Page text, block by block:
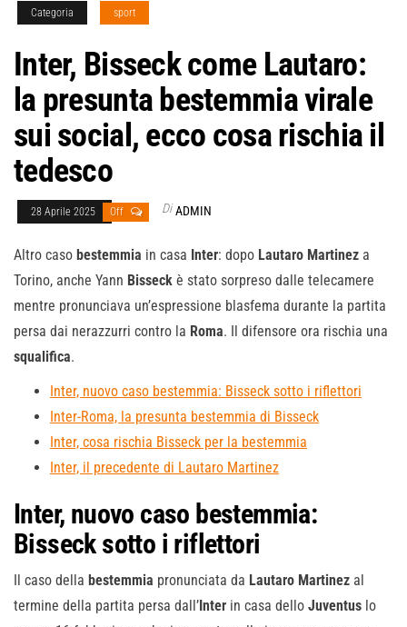
Categoria sport
Inter, Bisseck come Lautaro:
la presunta bestemmia virale
sui social, ecco cosa rischia il
tedesco
28 Aprile 2025 Off Di ADMIN
Altro caso bestemmia in casa Inter: dopo Lautaro Martinez a
Torino, anche Yann Bisseck è stato sorpreso dalle telecamere
mentre pronunciava un’espressione blasfema durante la partita
persa dai nerazzurri contro la Roma. Il difensore ora rischia una
squalifica.
Inter, nuovo caso bestemmia: Bisseck sotto i riflettori
Inter-Roma, la presunta bestemmia di Bisseck
Inter, cosa rischia Bisseck per la bestemmia
Inter, il precedente di Lautaro Martinez
Inter, nuovo caso bestemmia:
Bisseck sotto i riflettori
Il caso della bestemmia pronunciata da Lautaro Martinez al
termine della partita persa dall’Inter in casa dello Juventus lo